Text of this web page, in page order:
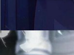
Đang mở